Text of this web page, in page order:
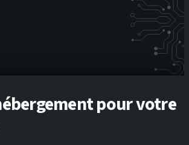
pour votre